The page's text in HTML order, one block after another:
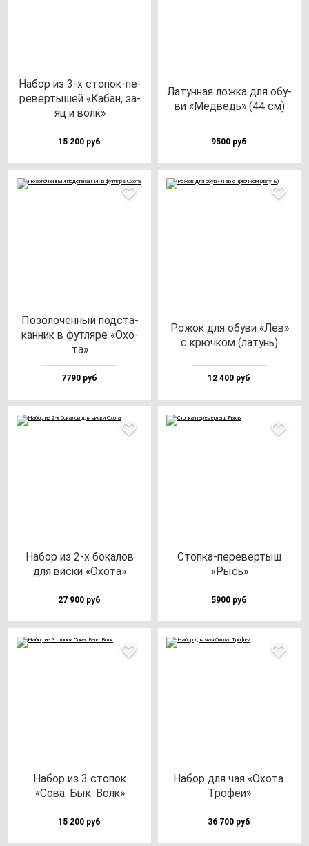
Набор из 3-х сто­пок-пе­
ре­вер­ты­шей «Кабан, за­
яц и волк»
15 200 руб
Латун­ная лож­ка для обу­
ви «Мед­ведь» (44 см)
9500 руб
Позо­ло­чен­ный под­ста­
кан­ник в фут­ля­ре «Охо­
та»
7790 руб
Рожок для обу­ви «Лев»
с крюч­ком (ла­тунь)
12 400 руб
Набор из 2-х бо­ка­лов
для вис­ки «Охо­та»
27 900 руб
Стоп­ка-пе­ре­вер­тыш
«Рысь»
5900 руб
Набор из 3 сто­пок
«Сова. Бык. Волк»
15 200 руб
Набор для чая «Охо­та.
Тро­феи»
36 700 руб